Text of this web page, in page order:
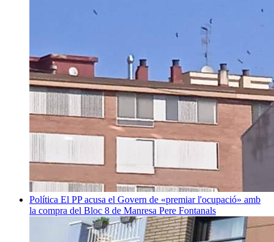
Política El PP acusa el Govern de «premiar l'ocupació» amb
la compra del Bloc 8 de Manresa Pere Fontanals